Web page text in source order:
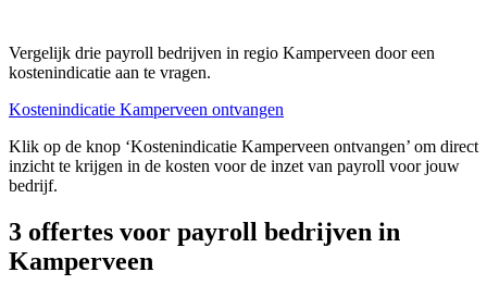
Vergelijk drie payroll bedrijven in regio Kamperveen door een
kostenindicatie aan te vragen.
Kostenindicatie Kamperveen ontvangen
Klik op de knop ‘Kostenindicatie Kamperveen ontvangen’ om direct
inzicht te krijgen in de kosten voor de inzet van payroll voor jouw
bedrijf.
3 offertes voor payroll bedrijven in
Kamperveen